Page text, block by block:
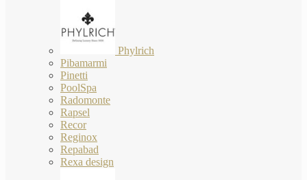
Phylrich
Pibamarmi
Pinetti
PoolSpa
Radomonte
Rapsel
Recor
Reginox
Repabad
Rexa design